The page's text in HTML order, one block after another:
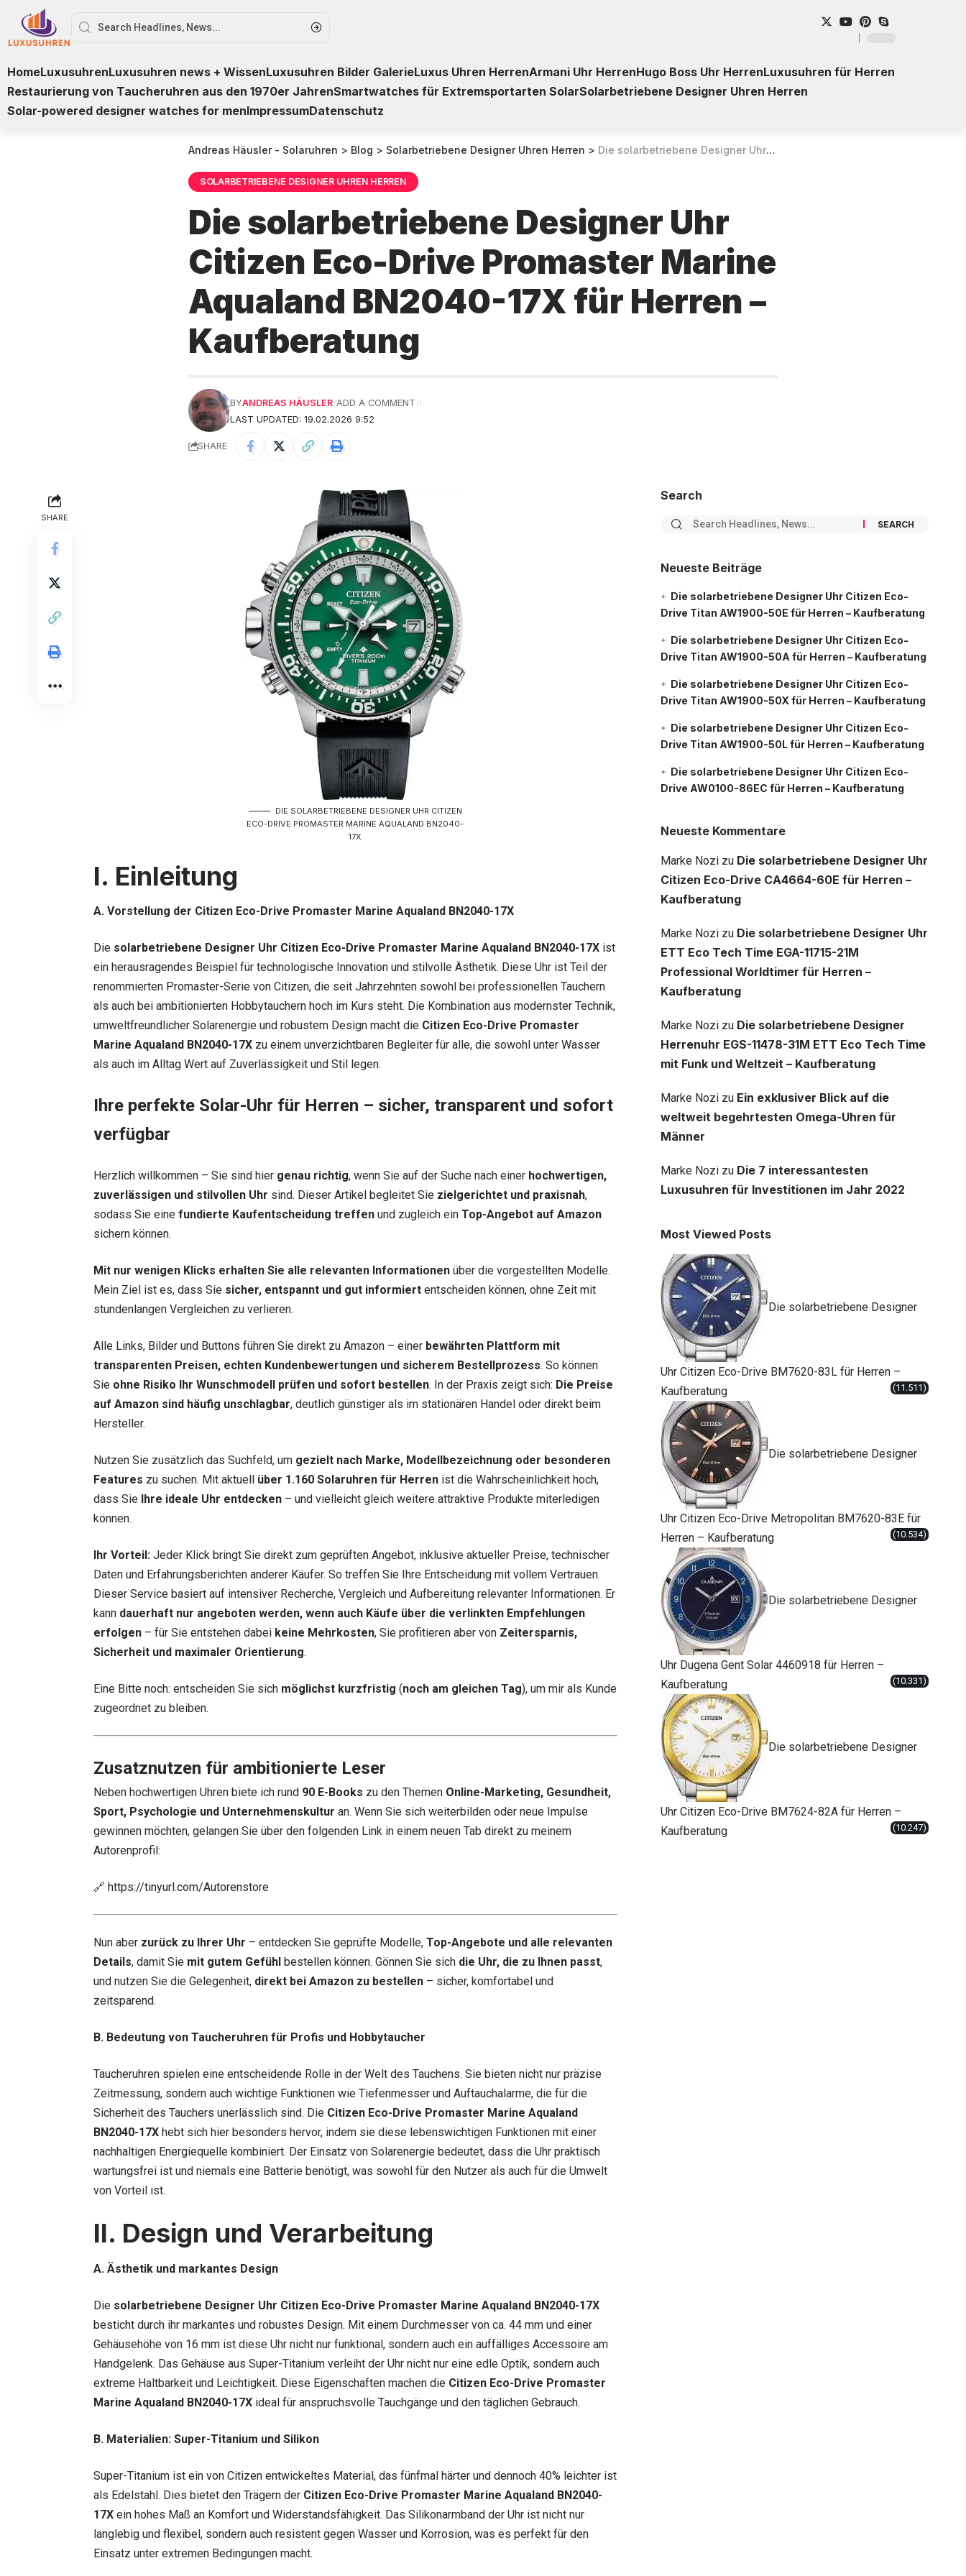
HomeLuxusuhrenLuxusuhren news + WissenLuxusuhren Bilder GalerieLuxus Uhren HerrenArmani Uhr HerrenHugo Boss Uhr HerrenLuxusuhren für Herren
Restaurierung von Taucheruhren aus den 1970er JahrenSmartwatches für Extremsportarten SolarSolarbetriebene Designer Uhren Herren
Solar-powered designer watches for menImpressumDatenschutz
Andreas Häusler - Solaruhren > Blog > Solarbetriebene Designer Uhren Herren > Die solarbetriebene Designer Uhr Citizen Eco-Drive Promaster Marine Aqualand BN2040-17X für Herren – Kaufberatung
SOLARBETRIEBENE DESIGNER UHREN HERREN
Die solarbetriebene Designer Uhr
Citizen Eco-Drive Promaster Marine
Aqualand BN2040-17X für Herren –
Kaufberatung
LAST UPDATED: 19.02.2026 9:52
BYANDREAS HÄUSLER ADD A COMMENT
SHARE
SHARE
DIE SOLARBETRIEBENE DESIGNER UHR CITIZEN
ECO-DRIVE PROMASTER MARINE AQUALAND BN2040-
17X
I. Einleitung
A. Vorstellung der Citizen Eco-Drive Promaster Marine Aqualand BN2040-17X
Die solarbetriebene Designer Uhr Citizen Eco-Drive Promaster Marine Aqualand BN2040-17X ist
ein herausragendes Beispiel für technologische Innovation und stilvolle Ästhetik. Diese Uhr ist Teil der
renommierten Promaster-Serie von Citizen, die seit Jahrzehnten sowohl bei professionellen Tauchern
als auch bei ambitionierten Hobbytauchern hoch im Kurs steht. Die Kombination aus modernster Technik,
umweltfreundlicher Solarenergie und robustem Design macht die Citizen Eco-Drive Promaster
Marine Aqualand BN2040-17X zu einem unverzichtbaren Begleiter für alle, die sowohl unter Wasser
als auch im Alltag Wert auf Zuverlässigkeit und Stil legen.
Ihre perfekte Solar-Uhr für Herren – sicher, transparent und sofort
verfügbar
Herzlich willkommen – Sie sind hier genau richtig, wenn Sie auf der Suche nach einer hochwertigen,
zuverlässigen und stilvollen Uhr sind. Dieser Artikel begleitet Sie zielgerichtet und praxisnah,
sodass Sie eine fundierte Kaufentscheidung treffen und zugleich ein Top-Angebot auf Amazon
sichern können.
Mit nur wenigen Klicks erhalten Sie alle relevanten Informationen über die vorgestellten Modelle.
Mein Ziel ist es, dass Sie sicher, entspannt und gut informiert entscheiden können, ohne Zeit mit
stundenlangen Vergleichen zu verlieren.
Alle Links, Bilder und Buttons führen Sie direkt zu Amazon – einer bewährten Plattform mit
transparenten Preisen, echten Kundenbewertungen und sicherem Bestellprozess. So können
Sie ohne Risiko Ihr Wunschmodell prüfen und sofort bestellen. In der Praxis zeigt sich: Die Preise
auf Amazon sind häufig unschlagbar, deutlich günstiger als im stationären Handel oder direkt beim
Hersteller.
Nutzen Sie zusätzlich das Suchfeld, um gezielt nach Marke, Modellbezeichnung oder besonderen
Features zu suchen. Mit aktuell über 1.160 Solaruhren für Herren ist die Wahrscheinlichkeit hoch,
dass Sie Ihre ideale Uhr entdecken – und vielleicht gleich weitere attraktive Produkte miterledigen
können.
Ihr Vorteil: Jeder Klick bringt Sie direkt zum geprüften Angebot, inklusive aktueller Preise, technischer
Daten und Erfahrungsberichten anderer Käufer. So treffen Sie Ihre Entscheidung mit vollem Vertrauen.
Dieser Service basiert auf intensiver Recherche, Vergleich und Aufbereitung relevanter Informationen. Er
kann dauerhaft nur angeboten werden, wenn auch Käufe über die verlinkten Empfehlungen
erfolgen – für Sie entstehen dabei keine Mehrkosten, Sie profitieren aber von Zeitersparnis,
Sicherheit und maximaler Orientierung.
Eine Bitte noch: entscheiden Sie sich möglichst kurzfristig (noch am gleichen Tag), um mir als Kunde
zugeordnet zu bleiben.
Zusatznutzen für ambitionierte Leser
Neben hochwertigen Uhren biete ich rund 90 E-Books zu den Themen Online-Marketing, Gesundheit,
Sport, Psychologie und Unternehmenskultur an. Wenn Sie sich weiterbilden oder neue Impulse
gewinnen möchten, gelangen Sie über den folgenden Link in einem neuen Tab direkt zu meinem
Autorenprofil:
🔗 https://tinyurl.com/Autorenstore
Nun aber zurück zu Ihrer Uhr – entdecken Sie geprüfte Modelle, Top-Angebote und alle relevanten
Details, damit Sie mit gutem Gefühl bestellen können. Gönnen Sie sich die Uhr, die zu Ihnen passt,
und nutzen Sie die Gelegenheit, direkt bei Amazon zu bestellen – sicher, komfortabel und
zeitsparend.
B. Bedeutung von Taucheruhren für Profis und Hobbytaucher
Taucheruhren spielen eine entscheidende Rolle in der Welt des Tauchens. Sie bieten nicht nur präzise
Zeitmessung, sondern auch wichtige Funktionen wie Tiefenmesser und Auftauchalarme, die für die
Sicherheit des Tauchers unerlässlich sind. Die Citizen Eco-Drive Promaster Marine Aqualand
BN2040-17X hebt sich hier besonders hervor, indem sie diese lebenswichtigen Funktionen mit einer
nachhaltigen Energiequelle kombiniert. Der Einsatz von Solarenergie bedeutet, dass die Uhr praktisch
wartungsfrei ist und niemals eine Batterie benötigt, was sowohl für den Nutzer als auch für die Umwelt
von Vorteil ist.
II. Design und Verarbeitung
A. Ästhetik und markantes Design
Die solarbetriebene Designer Uhr Citizen Eco-Drive Promaster Marine Aqualand BN2040-17X
besticht durch ihr markantes und robustes Design. Mit einem Durchmesser von ca. 44 mm und einer
Gehäusehöhe von 16 mm ist diese Uhr nicht nur funktional, sondern auch ein auffälliges Accessoire am
Handgelenk. Das Gehäuse aus Super-Titanium verleiht der Uhr nicht nur eine edle Optik, sondern auch
extreme Haltbarkeit und Leichtigkeit. Diese Eigenschaften machen die Citizen Eco-Drive Promaster
Marine Aqualand BN2040-17X ideal für anspruchsvolle Tauchgänge und den täglichen Gebrauch.
B. Materialien: Super-Titanium und Silikon
Super-Titanium ist ein von Citizen entwickeltes Material, das fünfmal härter und dennoch 40% leichter ist
als Edelstahl. Dies bietet den Trägern der Citizen Eco-Drive Promaster Marine Aqualand BN2040-
17X ein hohes Maß an Komfort und Widerstandsfähigkeit. Das Silikonarmband der Uhr ist nicht nur
langlebig und flexibel, sondern auch resistent gegen Wasser und Korrosion, was es perfekt für den
Einsatz unter extremen Bedingungen macht.
Search
Neueste Beiträge
Die solarbetriebene Designer Uhr Citizen Eco-
Drive Titan AW1900-50E für Herren – Kaufberatung
Die solarbetriebene Designer Uhr Citizen Eco-
Drive Titan AW1900-50A für Herren – Kaufberatung
Die solarbetriebene Designer Uhr Citizen Eco-
Drive Titan AW1900-50X für Herren – Kaufberatung
Die solarbetriebene Designer Uhr Citizen Eco-
Drive Titan AW1900-50L für Herren – Kaufberatung
Die solarbetriebene Designer Uhr Citizen Eco-
Drive AW0100-86EC für Herren – Kaufberatung
Neueste Kommentare
Marke Nozizu Die solarbetriebene Designer Uhr
Citizen Eco-Drive CA4664-60E für Herren –
Kaufberatung
Marke Nozizu Die solarbetriebene Designer Uhr
ETT Eco Tech Time EGA-11715-21M
Professional Worldtimer für Herren –
Kaufberatung
Marke Nozizu Die solarbetriebene Designer
Herrenuhr EGS-11478-31M ETT Eco Tech Time
mit Funk und Weltzeit – Kaufberatung
Marke Nozizu Ein exklusiver Blick auf die
weltweit begehrtesten Omega-Uhren für
Männer
Marke Nozizu Die 7 interessantesten
Luxusuhren für Investitionen im Jahr 2022
Most Viewed Posts
Die solarbetriebene Designer
Uhr Citizen Eco-Drive BM7620-83L für Herren –
Kaufberatung
(11.511)
Die solarbetriebene Designer
Uhr Citizen Eco-Drive Metropolitan BM7620-83E für
Herren – Kaufberatung
(10.534)
Die solarbetriebene Designer
Uhr Dugena Gent Solar 4460918 für Herren –
Kaufberatung
(10.331)
Die solarbetriebene Designer
Uhr Citizen Eco-Drive BM7624-82A für Herren –
Kaufberatung
(10.247)